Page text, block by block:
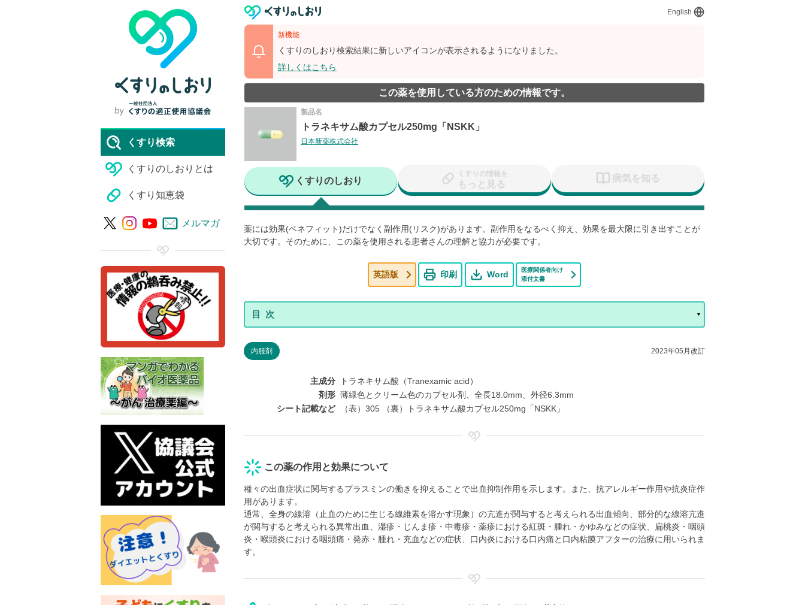
English
新機能
くすりのしおり検索結果に新しいアイコンが表示されるようになりました。
詳しくはこちら
この薬を使用している方のための情報です。
くすり検索
くすりのしおりとは
くすり知恵袋
メルマガ
製品名
トラネキサム酸カプセル250mg「NSKK」
日本新薬株式会社
くすりのしおり
くすりの情報を
もっと見る
病気を知る
薬には効果(ベネフィット)だけでなく副作用(リスク)があります。副作用をなるべく抑え、効果を最大限に引き出すことが
大切です。そのために、この薬を使用される患者さんの理解と協力が必要です。
英語版 印刷 Word
医療関係者向け
添付文書
内服剤 2023年05月改訂
主成分
トラネキサム酸（Tranexamic acid）
剤形 薄緑色とクリーム色のカプセル剤、全長18.0mm、外径6.3mm
シート記載など
（表）305 （裏）トラネキサム酸カプセル250mg「NSKK」
この薬の作用と効果について
種々の出血症状に関与するプラスミンの働きを抑えることで出血抑制作用を示します。また、抗アレルギー作用や抗炎症作
用があります。
通常、全身の線溶（止血のために生じる線維素を溶かす現象）の亢進が関与すると考えられる出血傾向、部分的な線溶亢進
が関与すると考えられる異常出血、湿疹・じんま疹・中毒疹・薬疹における紅斑・腫れ・かゆみなどの症状、扁桃炎・咽頭
炎・喉頭炎における咽頭痛・発赤・腫れ・充血などの症状、口内炎における口内痛と口内粘膜アフターの治療に用いられま
す。